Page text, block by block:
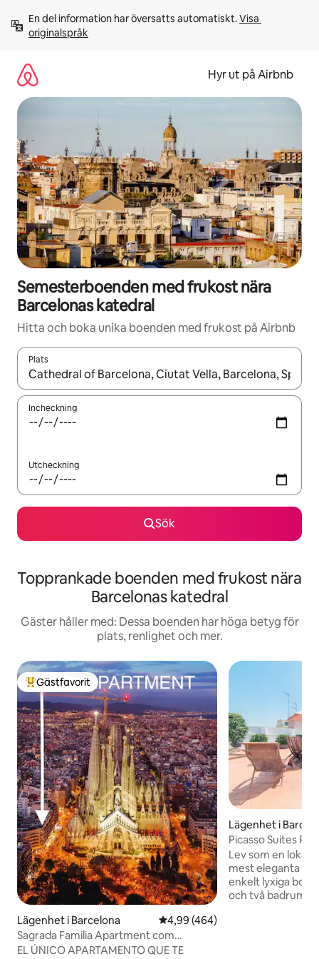
innehåll
En del information har översatts automatiskt. Visa
originalspråk
Hyr ut på Airbnb
Semesterboenden med frukost nära
Barcelonas katedral
Hitta och boka unika boenden med frukost på Airbnb
Plats
När resultaten är tillgängliga kan du navigera med upp- och
Incheckning
Utcheckning
Sök
Topprankade boenden med frukost nära
Barcelonas katedral
Gäster håller med: Dessa boenden har höga betyg för
plats, renlighet och mer.
Populär gästfavorit
Gästfavorit
Lägenhet i Barcelona 4,99 av 5 i genomsnittligt
4,99 (464)
Sagrada Familia Apartment com
"Hörnlägenhet", Sa...
EL ÚNICO APARTAMENTO QUE TE
Lägenhet i
Picasso Suites
familjelägenhet...
Lev som en
mest eleganta
enkelt lyxiga
och två badrum,